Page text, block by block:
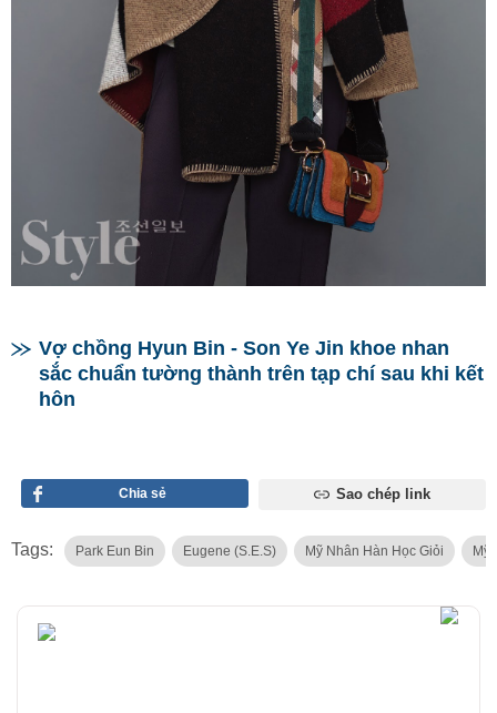
Vợ chồng Hyun Bin - Son Ye Jin khoe nhan
sắc chuẩn tường thành trên tạp chí sau khi kết
hôn
Chia sẻ Sao chép link
Tags: Park Eun Bin Eugene (S.E.S) Mỹ Nhân Hàn Học Giỏi Mỹ